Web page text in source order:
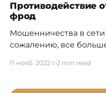
Противодействие
фрод
Мошенничества в сети
сожалению, все
11 нояб. 2022 г.2 min read